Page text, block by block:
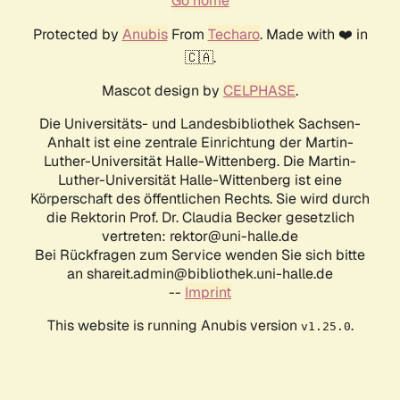
Protected by AnubisFrom Techaro. Made with ❤️ in
🇨🇦.
Mascot design by CELPHASE.
Die Universitäts- und Landesbibliothek Sachsen-
Anhalt ist eine zentrale Einrichtung der Martin-
Luther-Universität Halle-Wittenberg. Die Martin-
Luther-Universität Halle-Wittenberg ist eine
Körperschaft des öffentlichen Rechts. Sie wird durch
die Rektorin Prof. Dr. Claudia Becker gesetzlich
vertreten: rektor@uni-halle.de
Bei Rückfragen zum Service wenden Sie sich bitte
an shareit.admin@bibliothek.uni-halle.de
-- Imprint
This website is running Anubis version v1.25.0.